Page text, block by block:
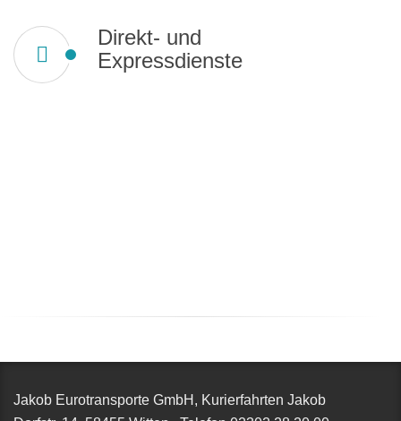
Direkt- und
Expressdienste
Jakob Eurotransporte GmbH, Kurierfahrten Jakob